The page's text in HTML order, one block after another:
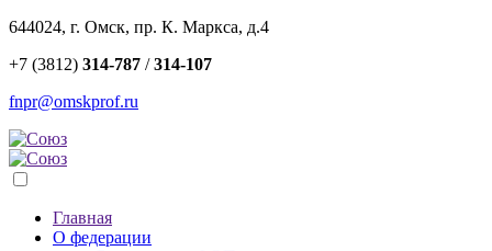
644024, г. Омск, пр. К. Маркса, д.4
+7 (3812) 314-787 /314-107
fnpr@omskprof.ru
Главная
О федерации